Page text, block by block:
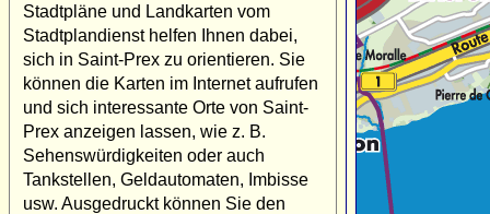
Stadtpläne und Landkarten vom
Stadtplandienst helfen Ihnen dabei,
sich in Saint-Prex zu orientieren. Sie
können die Karten im Internet aufrufen
und sich interessante Orte von Saint-
Prex anzeigen lassen, wie z. B.
Sehenswürdigkeiten oder auch
Tankstellen, Geldautomaten, Imbisse
usw. Ausgedruckt können Sie den